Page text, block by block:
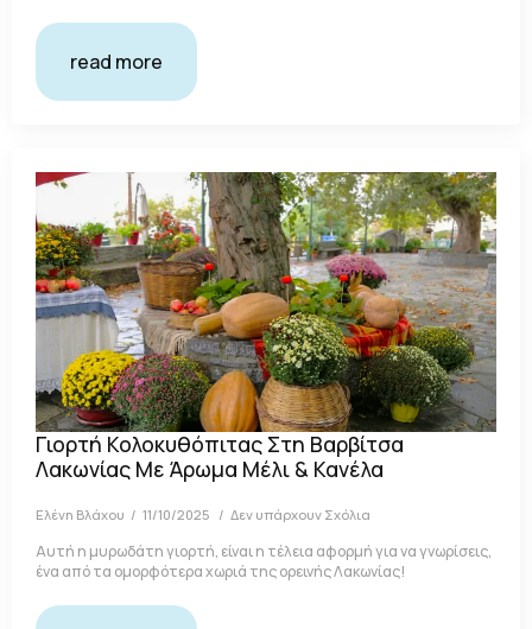
read more
Γιορτή Κολοκυθόπιτας Στη Βαρβίτσα
Λακωνίας Με Άρωμα Μέλι & Κανέλα
Ελένη Βλάχου 11/10/2025 Δεν υπάρχουν Σχόλια
Αυτή η μυρωδάτη γιορτή, είναι η τέλεια αφορμή για να γνωρίσεις,
ένα από τα ομορφότερα χωριά της ορεινής Λακωνίας!